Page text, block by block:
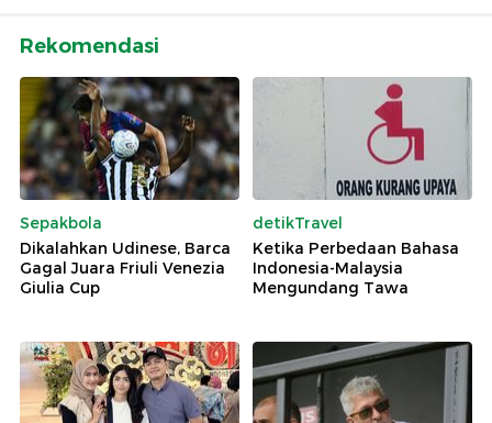
Rekomendasi
Sepakbola
Dikalahkan Udinese, Barca
Gagal Juara Friuli Venezia
Giulia Cup
detikTravel
Ketika Perbedaan Bahasa
Indonesia-Malaysia
Mengundang Tawa